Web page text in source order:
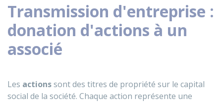
Transmission d'entreprise :
donation d'actions à un
associé
Les actionssont des titres de propriété sur le capital
social de la société. Chaque action représente une